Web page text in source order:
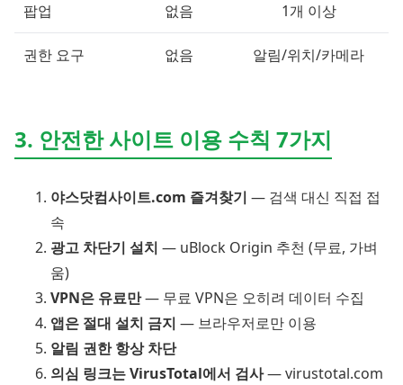
팝업 없음 1개 이상
권한 요구 없음 알림/위치/카메라
3. 안전한 사이트 이용 수칙 7가지
야스닷컴사이트.com 즐겨찾기 — 검색 대신 직접 접
속
광고 차단기 설치 — uBlock Origin 추천 (무료, 가벼
움)
VPN은 유료만— 무료 VPN은 오히려 데이터 수집
앱은 절대 설치 금지 — 브라우저로만 이용
알림 권한 항상 차단
의심 링크는 VirusTotal에서 검사— virustotal.com